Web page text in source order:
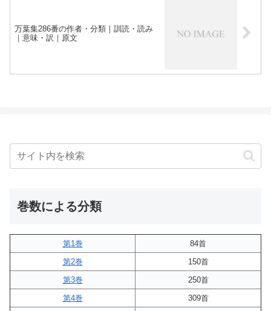
万葉集286番の作者・分類｜訓読・読み
｜意味・訳｜原文
巻数による分類
第1巻
84首
第2巻
150首
第3巻
250首
第4巻
309首